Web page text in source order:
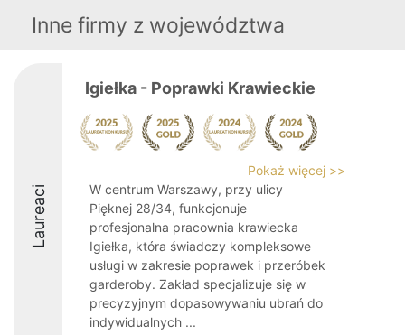
Inne firmy z województwa
Laureaci
Igiełka - Poprawki Krawieckie
Pokaż więcej >>
W centrum Warszawy, przy ulicy
Pięknej 28/34, funkcjonuje
profesjonalna pracownia krawiecka
Igiełka, która świadczy kompleksowe
usługi w zakresie poprawek i przeróbek
garderoby. Zakład specjalizuje się w
precyzyjnym dopasowywaniu ubrań do
indywidualnych ...